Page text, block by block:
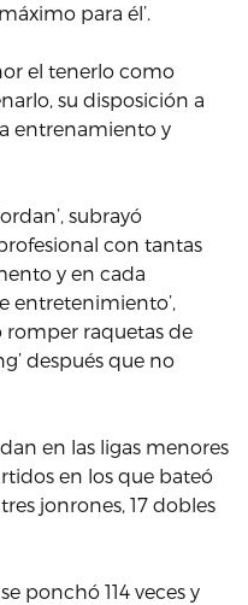
para él’.
el tenerlo como
su disposición a
entrenamiento y
subrayó
con tantas
y en cada
entretenimiento’,
romper raquetas de
después que no
en las ligas menores
en los que bateó
jonrones, 17 dobles
ponchó 114 veces y